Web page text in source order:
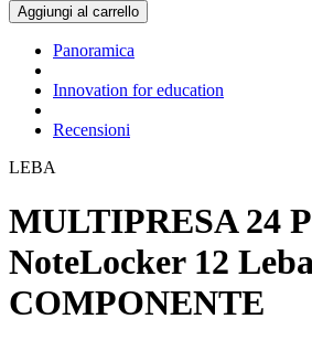
Aggiungi al carrello
Panoramica
Innovation for education
Recensioni
LEBA
MULTIPRESA 24
NoteLocker 12
COMPONENTE